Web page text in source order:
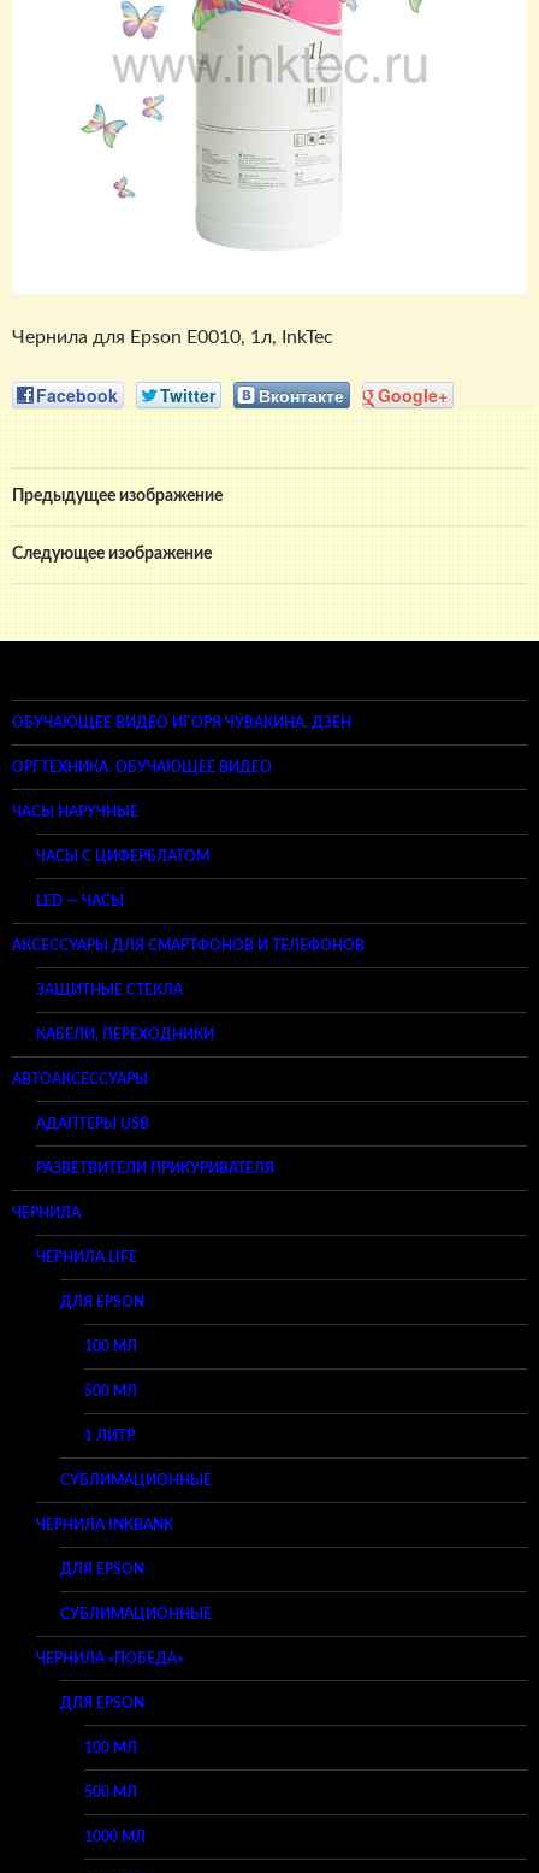
Чернила для Epson E0010, 1л, InkTec
Facebook Twitter Вконтакте Google+
Предыдущее изображение
Следующее изображение
ОБУЧАЮЩЕЕ ВИДЕО ИГОРЯ ЧУВАКИНА. ДЗЕН
ОРГТЕХНИКА. ОБУЧАЮЩЕЕ ВИДЕО
ЧАСЫ НАРУЧНЫЕ
ЧАСЫ С ЦИФЕРБЛАТОМ
LED — ЧАСЫ
АКСЕССУАРЫ ДЛЯ СМАРТФОНОВ И ТЕЛЕФОНОВ
ЗАЩИТНЫЕ СТЕКЛА
КАБЕЛИ, ПЕРЕХОДНИКИ
АВТОАКСЕССУАРЫ
АДАПТЕРЫ USB
РАЗВЕТВИТЕЛИ ПРИКУРИВАТЕЛЯ
ЧЕРНИЛА
ЧЕРНИЛА LIFE
ДЛЯ EPSON
100 МЛ
500 МЛ
1 ЛИТР
СУБЛИМАЦИОННЫЕ
ЧЕРНИЛА INKBANK
ДЛЯ EPSON
СУБЛИМАЦИОННЫЕ
ЧЕРНИЛА «ПОБЕДА»
ДЛЯ EPSON
100 МЛ
500 МЛ
1000 МЛ